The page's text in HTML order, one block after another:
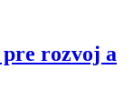
rozvoj a